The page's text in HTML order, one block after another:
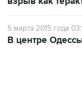
5 марта 2015 года
В центре